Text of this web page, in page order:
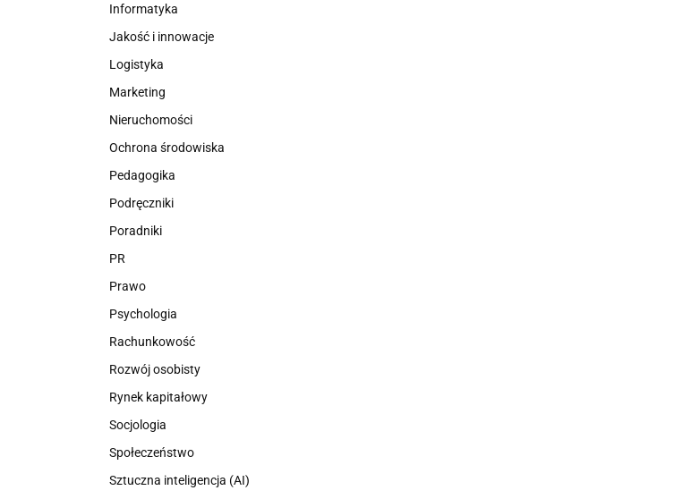
Informatyka
Jakość i innowacje
Logistyka
Marketing
Nieruchomości
Ochrona środowiska
Pedagogika
Podręczniki
Poradniki
PR
Prawo
Psychologia
Rachunkowość
Rozwój osobisty
Rynek kapitałowy
Socjologia
Społeczeństwo
Sztuczna inteligencja (AI)